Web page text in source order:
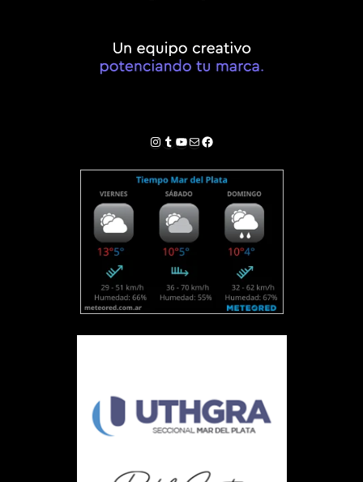
Instagram
Tumblr
YouTube
Correo electrónico
Facebook